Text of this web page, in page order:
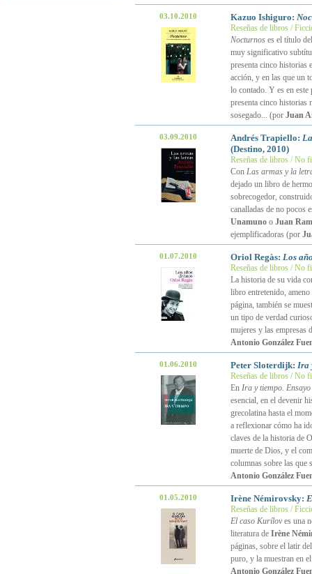
03.10.2010 Kazuo Ishiguro:
Reseñas de libros /
Nocturnoses el título
muy significativo
presenta cinco historias
acción, y en las que un
lo contado. Y es en
presenta cinco historias
sosegado... (por Juan
03.09.2010 Andrés Trapiello:
(Destino, 2010)
Reseñas de libros / No
Con Las armas y la
dejado un libro de
sobrecogedor,
canalladas de no pocos
Unamunoo Juan
ejemplificadoras (por
01.07.2010 Oriol Regàs: Los
Reseñas de libros / No
La historia de su vida
libro entretenido,
página, también se
un tipo de verdad
mujeres y las empresas
Antonio González
01.06.2010 Peter Sloterdijk: Ira
Reseñas de libros / No
En Ira y tiempo.
esencial, en el devenir
grecolatina hasta el
a reflexionar cómo ha
claves de la historia de
muerte de Dios, y el
columnas sobre las que
Antonio González
01.05.2010 Irène Némirovsky:
Reseñas de libros /
El caso Kuríloves una
literatura de Irène
páginas, sobre el latir
puro, y la muestran en
Antonio González